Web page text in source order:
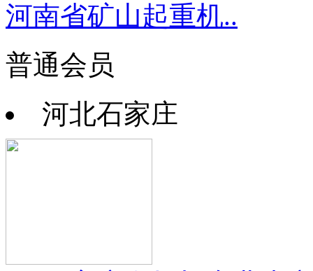
河南省矿山起重机..
普通会员
河北石家庄